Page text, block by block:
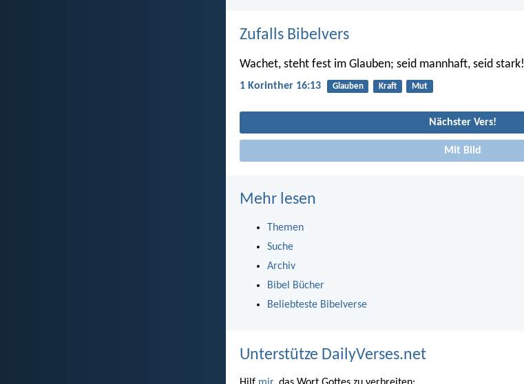
Zufalls Bibelvers
Wachet, steht fest im Glauben; seid mannhaft, seid stark!
1 Korinther 16:13 Glauben Kraft Mut
Nächster Vers!
Mit Bild
Mehr lesen
Themen
Suche
Archiv
Bibel Bücher
Beliebteste Bibelverse
Unterstütze DailyVerses.net